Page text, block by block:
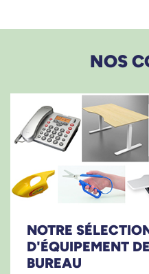
NOS
NOTRE
D'ÉQUIPEMENT DE
BUREAU